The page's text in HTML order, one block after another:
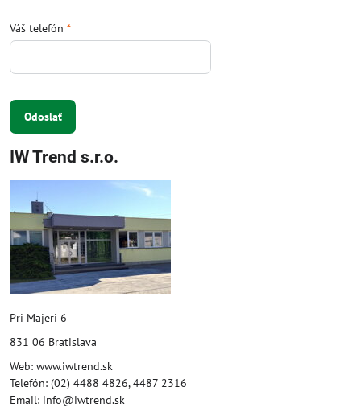
Váš telefón *
Odoslať
IW Trend s.r.o.
Pri Majeri 6
831 06 Bratislava
Web: www.iwtrend.sk
Telefón: (02) 4488 4826, 4487 2316
Email: info@iwtrend.sk